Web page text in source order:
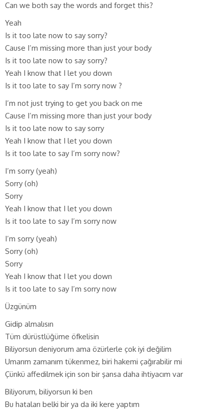
Can we both say the words and forget this?
Yeah
Is it too late now to say sorry?
Cause I’m missing more than just your body
Is it too late now to say sorry?
Yeah I know that I let you down
Is it too late to say I’m sorry now ?
I’m not just trying to get you back on me
Cause I’m missing more than just your body
Is it too late now to say sorry
Yeah I know that I let you down
Is it too late to say I’m sorry now?
I’m sorry (yeah)
Sorry (oh)
Sorry
Yeah I know that I let you down
Is it too late to say I’m sorry now
I’m sorry (yeah)
Sorry (oh)
Sorry
Yeah I know that I let you down
Is it too late to say I’m sorry now
Üzgünüm
Gidip almalısın
Tüm dürüstlüğüme öfkelisin
Biliyorsun deniyorum ama özürlerle çok iyi değilim
Umarım zamanım tükenmez, biri hakemi çağırabilir mi
Çünkü affedilmek için son bir şansa daha ihtiyacım var
Biliyorum, biliyorsun ki ben
Bu hataları belki bir ya da iki kere yaptım